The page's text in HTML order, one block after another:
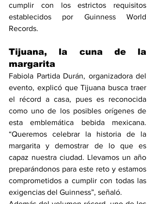
cumplir con los estrictos requisitos
establecidos por Guinness World
Records.
Tijuana, la cuna de la
margarita
Fabiola Partida Durán, organizadora del
evento, explicó que Tijuana busca traer
el récord a casa, pues es reconocida
como uno de los posibles orígenes de
esta emblemática bebida mexicana.
“Queremos celebrar la historia de la
margarita y demostrar de lo que es
capaz nuestra ciudad. Llevamos un año
preparándonos para este reto y estamos
comprometidos a cumplir con todas las
exigencias del Guinness”, señaló.